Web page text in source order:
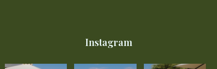
Instagram